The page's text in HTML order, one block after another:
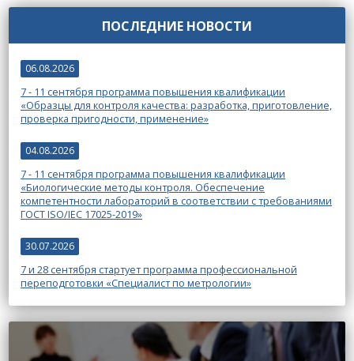
ПОСЛЕДНИЕ НОВОСТИ
06.08.2026
7 - 11 сентября программа повышения квалификации
«Образцы для контроля качества: разработка, приготовление,
проверка пригодности, применение»
04.08.2026
7 - 11 сентября программа повышения квалификации
«Биологические методы контроля. Обеспечение
компетентности лабораторий в соответствии с требованиями
ГОСТ ISO/IEC 17025-2019»
30.07.2026
7 и 28 сентября стартует программа профессиональной
переподготовки «Специалист по метрологии»